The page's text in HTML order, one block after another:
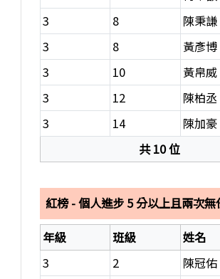
3
8
陳秉謙
3
8
黃彥博
3
10
黃帛威
3
12
陳柏丞
3
14
陳加豪
共 10 位
紅榜 - 個人進步 5 分以上且兩次
年級 班級
姓名
3
2
陳冠佑